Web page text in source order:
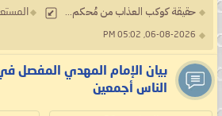
حقيقة كوكب العذاب من مُحكم...
06-08-2026, 05:02 PM
بيان الإمام المهدي المفصل
الناس أجمعين